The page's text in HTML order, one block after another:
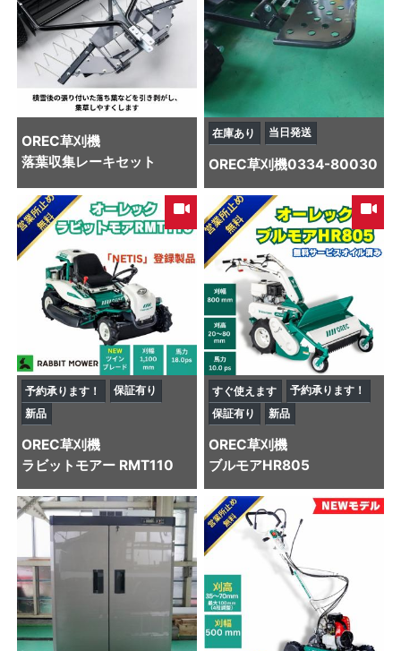
OREC草刈機
落葉収集レーキセット
在庫あり 当日発送
OREC草刈機0334-80030
予約承ります！
保証有り
新品
OREC草刈機
ラビットモアー RMT110
すぐ使えます
予約承ります！
保証有り
新品
OREC草刈機
ブルモアHR805